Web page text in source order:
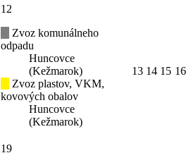
12
Zvoz komunálneho
odpadu
Huncovce
(Kežmarok)
Zvoz plastov, VKM,
kovových obalov
Huncovce
(Kežmarok)
13 14 15 16
19